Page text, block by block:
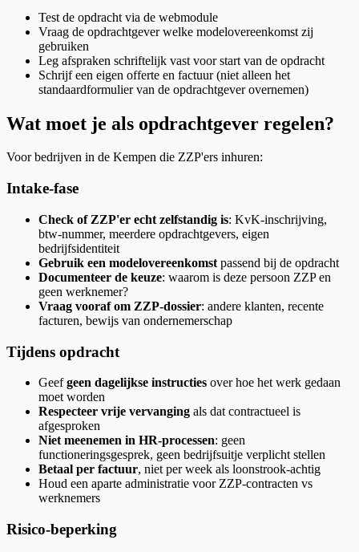
Test de opdracht via de webmodule
Vraag de opdrachtgever welke modelovereenkomst zij
gebruiken
Leg afspraken schriftelijk vast voor start van de opdracht
Schrijf een eigen offerte en factuur (niet alleen het
standaardformulier van de opdrachtgever overnemen)
Wat moet je als opdrachtgever regelen?
Voor bedrijven in de Kempen die ZZP'ers inhuren:
Intake-fase
Check of ZZP'er echt zelfstandig is: KvK-inschrijving,
btw-nummer, meerdere opdrachtgevers, eigen
bedrijfsidentiteit
Gebruik een modelovereenkomst passend bij de opdracht
Documenteer de keuze: waarom is deze persoon ZZP en
geen werknemer?
Vraag vooraf om ZZP-dossier: andere klanten, recente
facturen, bewijs van ondernemerschap
Tijdens opdracht
Geefgeen dagelijkse instructies over hoe het werk gedaan
moet worden
Respecteer vrije vervanging als dat contractueel is
afgesproken
Niet meenemen in HR-processen: geen
functioneringsgesprek, geen bedrijfsuitje verplicht stellen
Betaal per factuur, niet per week als loonstrook-achtig
Houd een aparte administratie voor ZZP-contracten vs
werknemers
Risico-beperking